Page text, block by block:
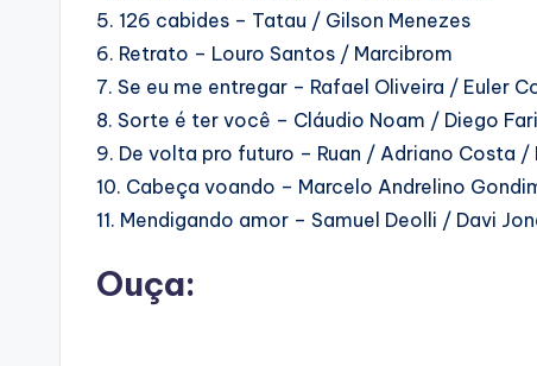
5. 126 cabides – Tatau / Gilson Menezes
6. Retrato – Louro Santos / Marcibrom
7. Se eu me entregar – Rafael Oliveira / Euler
8. Sorte é ter você – Cláudio Noam / Diego
9. De volta pro futuro – Ruan / Adriano Costa /
10. Cabeça voando – Marcelo Andrelino
11. Mendigando amor – Samuel Deolli / Davi
Ouça: